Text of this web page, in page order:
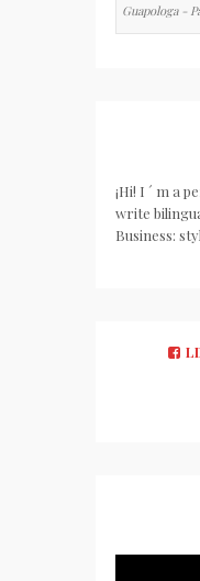
Guapologa -
¡Hi! I ´ m a
write
Business: